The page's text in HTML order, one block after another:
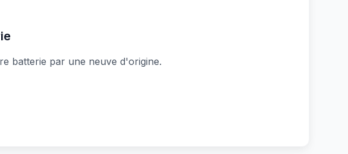
batterie par une neuve d'origine.